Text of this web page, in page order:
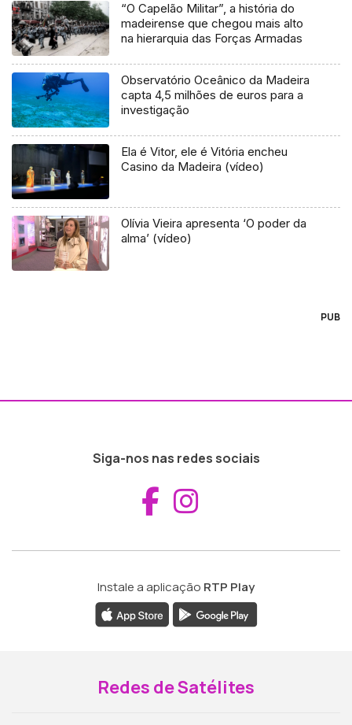
“O Capelão Militar”, a história do
madeirense que chegou mais alto
na hierarquia das Forças Armadas
Observatório Oceânico da Madeira
capta 4,5 milhões de euros para a
investigação
Ela é Vitor, ele é Vitória encheu
Casino da Madeira (vídeo)
Olívia Vieira apresenta ‘O poder da
alma’ (vídeo)
PUB
Siga-nos nas redes sociais
Aceder ao
Instale a aplicação RTP Play
Redes de Satélites